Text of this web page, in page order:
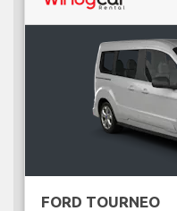
FORD TOURNEO